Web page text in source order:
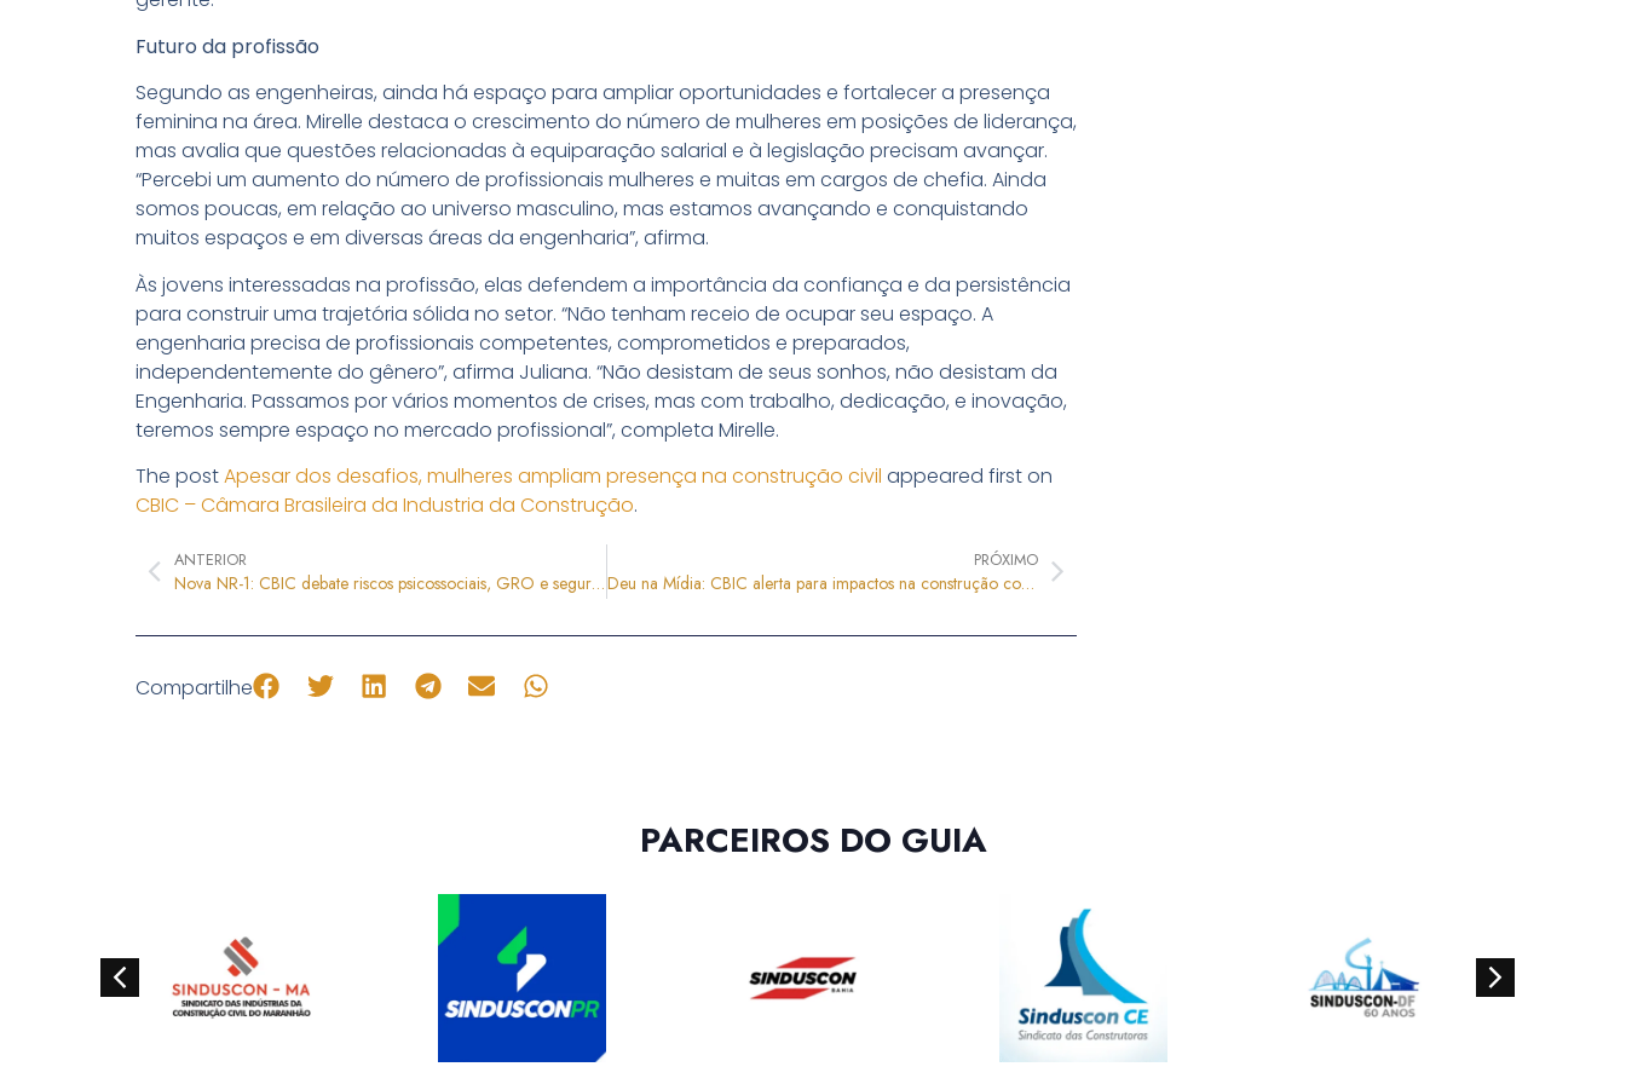
Futuro da profissão
Segundo as engenheiras, ainda há espaço para ampliar oportunidades e fortalecer a presença
feminina na área. Mirelle destaca o crescimento do número de mulheres em posições de liderança,
mas avalia que questões relacionadas à equiparação salarial e à legislação precisam avançar.
“Percebi um aumento do número de profissionais mulheres e muitas em cargos de chefia. Ainda
somos poucas, em relação ao universo masculino, mas estamos avançando e conquistando
muitos espaços e em diversas áreas da engenharia”, afirma.
Às jovens interessadas na profissão, elas defendem a importância da confiança e da persistência
para construir uma trajetória sólida no setor. “Não tenham receio de ocupar seu espaço. A
engenharia precisa de profissionais competentes, comprometidos e preparados,
independentemente do gênero”, afirma Juliana. “Não desistam de seus sonhos, não desistam da
Engenharia. Passamos por vários momentos de crises, mas com trabalho, dedicação, e inovação,
teremos sempre espaço no mercado profissional”, completa Mirelle.
The postApesar dos desafios, mulheres ampliam presença na construção civil appeared first on
CBIC – Câmara Brasileira da Industria da Construção.
ANTERIOR
Nova NR-1: CBIC debate riscos psicossociais, GRO e segurança jurídica em evento online
PRÓXIMO
Deu na Mídia: CBIC alerta para impactos na construção com possível redução da jornada de trabalho
Compartilhe
PARCEIROS DO GUIA